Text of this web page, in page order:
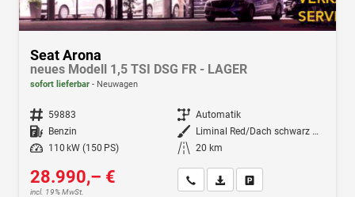
Seat Arona
neues Modell 1,5 TSI DSG FR - LAGER
sofort lieferbar Neuwagen
Fahrzeugnr. 59883 Getriebe Automatik
Kraftstoff Benzin Außenfarbe
Liminal Red/Dach schwarz Metallic (S60E)
Leistung
110 kW (150 PS) Kilometerstand 20 km
28.990,– €
incl. 19% MwSt.
Wir rufen Sie anFahrzeugexposé (PDF)